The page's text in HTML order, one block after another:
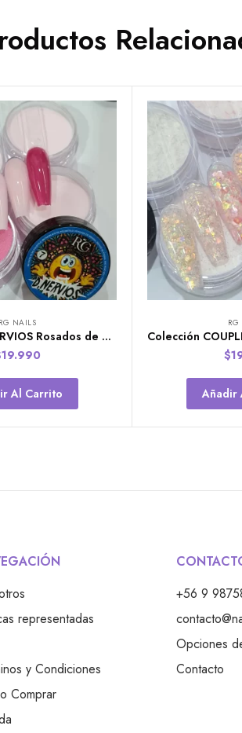
RG NAILS
Colección D’NERVIOS Rosados de 4 polímeros RG Nails
19.990
Al Carrito
$
Añadir
representadas
y Condiciones
Comprar
+56 9
Opciones
Contacto